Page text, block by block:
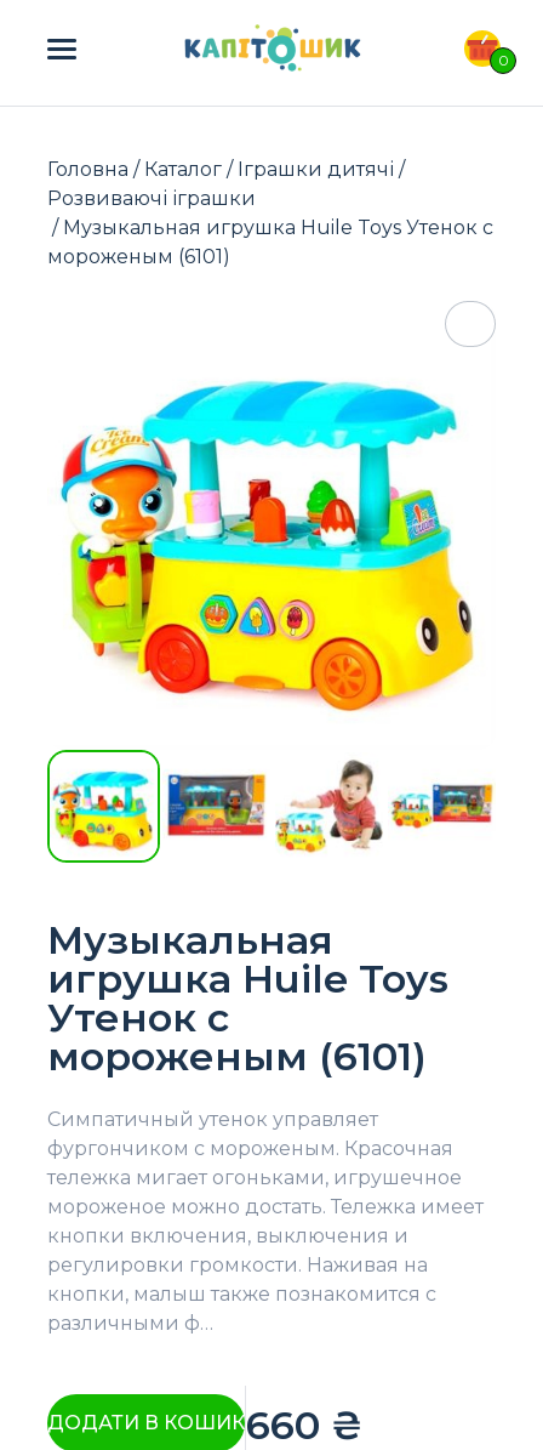
0
ПОШУК ТОВАРІВ:
Головна / Каталог / Іграшки дитячі /
Розвиваючі іграшки
/ Музыкальная игрушка Huile Toys Утенок с
мороженым (6101)
Музыкальная
игрушка Huile Toys
Утенок с
мороженым (6101)
Симпатичный утенок управляет
фургончиком с мороженым. Красочная
тележка мигает огоньками, игрушечное
мороженое можно достать. Тележка имеет
кнопки включения, выключения и
регулировки громкости. Наживая на
кнопки, малыш также познакомится с
различными ф…
ДОДАТИ В КОШИК660 ₴